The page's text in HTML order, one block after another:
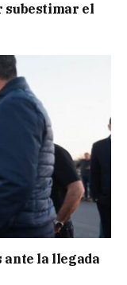
subestimar el
ante la llegada